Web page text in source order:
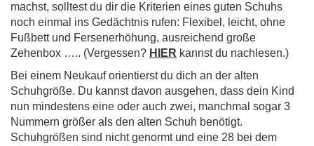
machst, solltest du dir die Kriterien eines guten Schuhs
noch einmal ins Gedächtnis rufen: Flexibel, leicht, ohne
Fußbett und Fersenerhöhung, ausreichend große
Zehenbox ….. (Vergessen? HIER kannst du nachlesen.)
Bei einem Neukauf orientierst du dich an der alten
Schuhgröße. Du kannst davon ausgehen, dass dein Kind
nun mindestens eine oder auch zwei, manchmal sogar 3
Nummern größer als den alten Schuh benötigt.
Schuhgrößen sind nicht genormt und eine 28 bei dem